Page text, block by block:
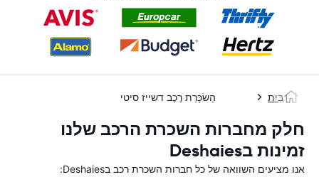
בַּיִת הַשׂכָּרַת רֶכֶב דשייז סיטי
חלק מחברות השכרת הרכב שלנו
זמינות בDeshaies
אנו מציעים השוואה של כל חברות השכרת רכב בDeshaies: